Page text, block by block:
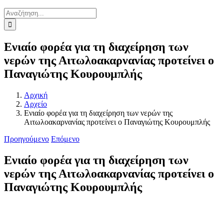
Αναζήτηση
για:
Ενιαίο φορέα για τη διαχείρηση των
νερών της Αιτωλοακαρνανίας προτείνει ο
Παναγιώτης Κουρουμπλής
Αρχική
Αρχείο
Ενιαίο φορέα για τη διαχείρηση των νερών της
Αιτωλοακαρνανίας προτείνει ο Παναγιώτης Κουρουμπλής
Προηγούμενο Επόμενο
Ενιαίο φορέα για τη διαχείρηση των
νερών της Αιτωλοακαρνανίας προτείνει ο
Παναγιώτης Κουρουμπλής